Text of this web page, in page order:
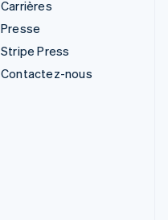
Carrières
Presse
Stripe Press
Contactez-nous